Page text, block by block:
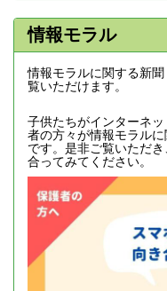
情報モラル
情報モラルに関する新聞
覧いただけます。
子供たちがインターネ
者の方々が情報モラル
です。是非ご覧いただ
合ってみてください。